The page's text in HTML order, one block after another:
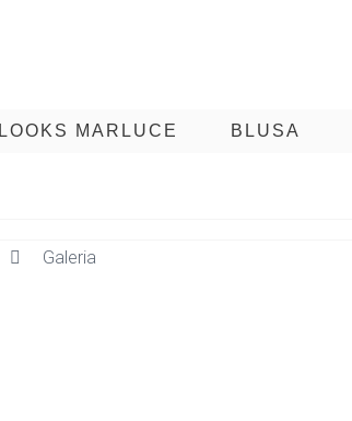
LOOKS MARLUCE BLUSA
Galeria